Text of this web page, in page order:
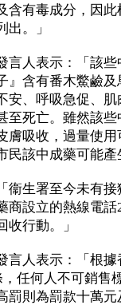
含有毒成分，因
出。」
人表示：「該些
』含有番木鱉鹼
安、呼吸急促、
至死亡。雖然該
膚吸收，過量使
民該中成藥可能產
生署至今未有接
商設立的熱線電
收行動。」
人表示：「根據
，任何人不可銷售
罰則為罰款十萬